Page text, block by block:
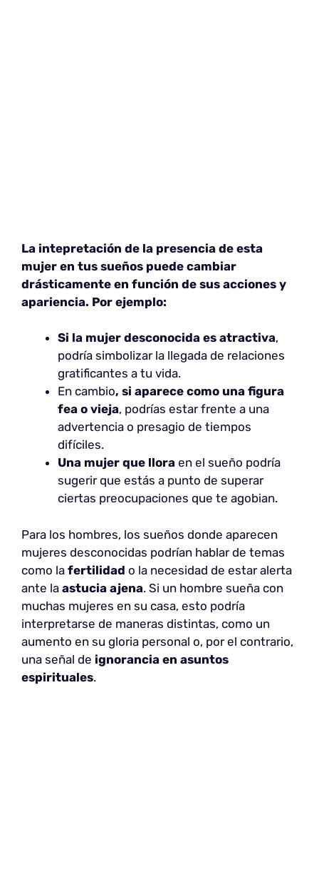
La intepretación de la presencia de esta
mujer en tus sueños puede cambiar
drásticamente en función de sus acciones y
apariencia. Por ejemplo:
Si la mujer desconocida es atractiva,
podría simbolizar la llegada de relaciones
gratificantes a tu vida.
En cambio, si aparece como una figura
fea o vieja, podrías estar frente a una
advertencia o presagio de tiempos
difíciles.
Una mujer que llora en el sueño podría
sugerir que estás a punto de superar
ciertas preocupaciones que te agobian.
Para los hombres, los sueños donde aparecen
mujeres desconocidas podrían hablar de temas
como la fertilidad o la necesidad de estar alerta
ante la astucia ajena. Si un hombre sueña con
muchas mujeres en su casa, esto podría
interpretarse de maneras distintas, como un
aumento en su gloria personal o, por el contrario,
una señal de ignorancia en asuntos
espirituales.